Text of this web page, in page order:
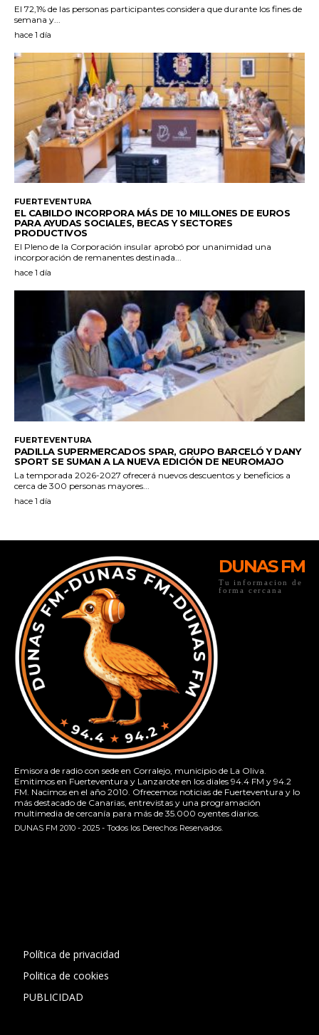
DUNAS FM
Tu informacion de
forma cercana
Emisora de radio con sede en Corralejo, municipio de La Oliva.
Emitimos en Fuerteventura y Lanzarote en los diales 94.4 FM y 94.2
FM. Nacimos en el año 2010. Ofrecemos noticias de Fuerteventura y lo
más destacado de Canarias, entrevistas y una programación
multimedia de cercanía para más de 35.000 oyentes diarios.
DUNAS FM 2010 - 2025 - Todos los Derechos Reservados.
Política de privacidad
Politica de cookies
PUBLICIDAD